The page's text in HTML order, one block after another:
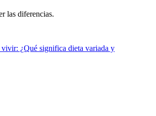
las diferencias.